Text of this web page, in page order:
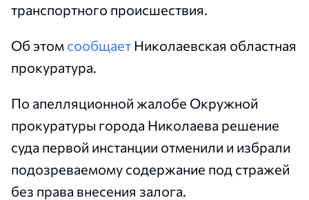
транспортного происшествия.
Об этом сообщает Николаевская областная
прокуратура.
По апелляционной жалобе Окружной
прокуратуры города Николаева решение
суда первой инстанции отменили и избрали
подозреваемому содержание под стражей
без права внесения залога.